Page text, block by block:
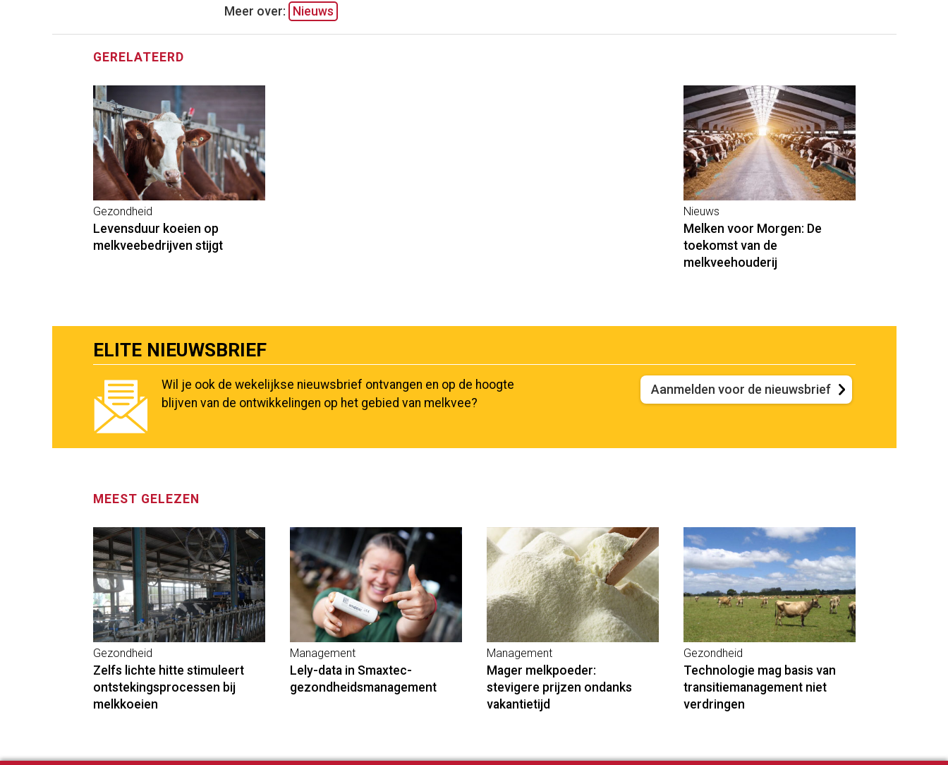
Meer over: Nieuws
GERELATEERD
Gezondheid
Levensduur koeien op
melkveebedrijven stijgt
Nieuws
Melken voor Morgen: De
toekomst van de
melkveehouderij
ELITE NIEUWSBRIEF
Wil je ook de wekelijkse nieuwsbrief ontvangen en op de hoogte
blijven van de ontwikkelingen op het gebied van melkvee?
Aanmelden voor de nieuwsbrief
MEEST GELEZEN
Gezondheid
Zelfs lichte hitte stimuleert
ontstekingsprocessen bij
melkkoeien
Management
Lely-data in Smaxtec-
gezondheidsmanagement
Management
Mager melkpoeder:
stevigere prijzen ondanks
vakantietijd
Gezondheid
Technologie mag basis van
transitiemanagement niet
verdringen